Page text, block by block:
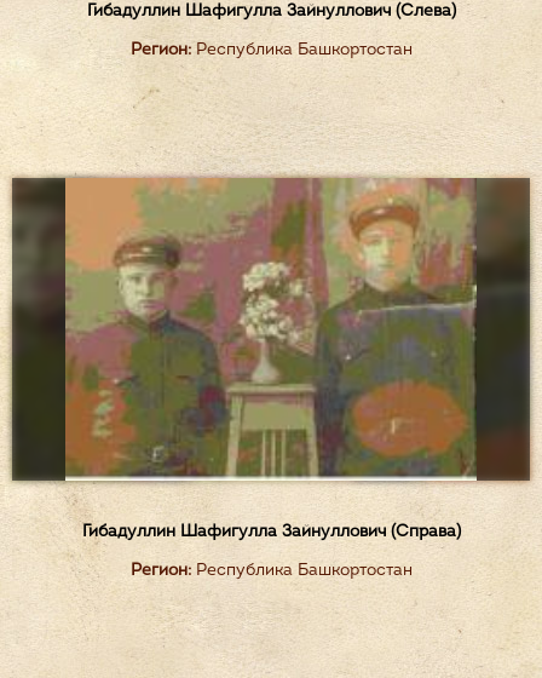
Гибадуллин Шафигулла Зайнуллович (Слева)
Регион:Республика Башкортостан
Гибадуллин Шафигулла Зайнуллович (Справа)
Регион:Республика Башкортостан